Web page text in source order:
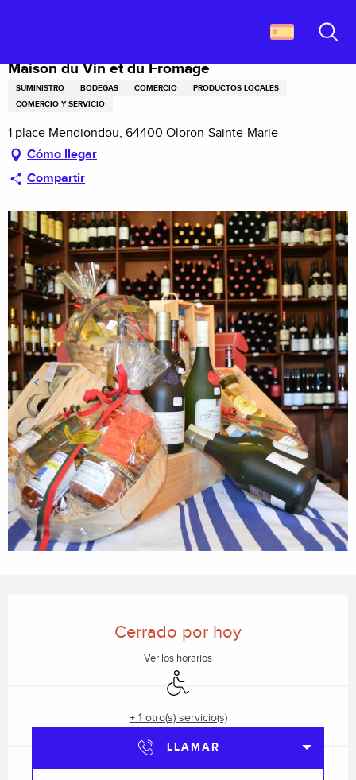
principal
Maison du Vin et du Fromage
SUMINISTRO BODEGAS COMERCIO
PRODUCTOS LOCALES
COMERCIO Y SERVICIO
1 place Mendiondou, 64400 Oloron-Sainte-Marie
Cómo llegar
Compartir
Cerrado por hoy
Ver los horarios
Acceso para minusválidos
+ 1 otro(s) servicio(s)
LLAMAR